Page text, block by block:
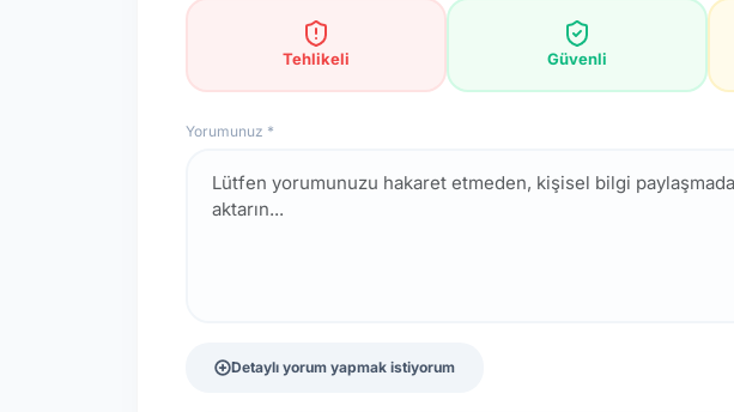
Tehlikeli Güvenli
Yorumunuz *
Detaylı yorum yapmak istiyorum